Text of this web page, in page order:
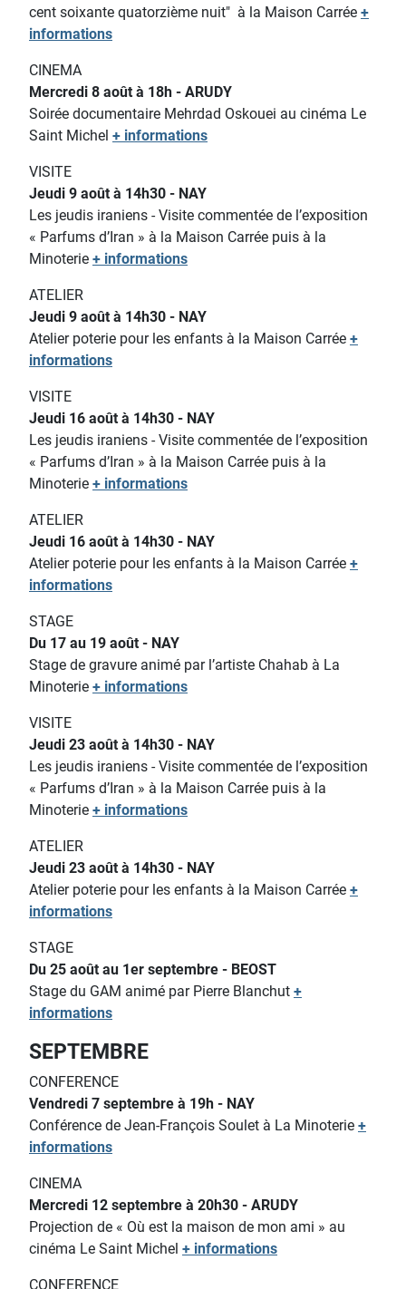
cent soixante quatorzième nuit" à la Maison Carrée +
informations
CINEMA
Mercredi 8 août à 18h - ARUDY
Soirée documentaire Mehrdad Oskouei au cinéma Le
Saint Michel + informations
VISITE
Jeudi 9 août à 14h30 - NAY
Les jeudis iraniens - Visite commentée de l’exposition
« Parfums d’Iran » à la Maison Carrée puis à la
Minoterie + informations
ATELIER
Jeudi 9 août à 14h30 - NAY
Atelier poterie pour les enfants à la Maison Carrée +
informations
VISITE
Jeudi 16 août à 14h30 - NAY
Les jeudis iraniens - Visite commentée de l’exposition
« Parfums d’Iran » à la Maison Carrée puis à la
Minoterie + informations
ATELIER
Jeudi 16 août à 14h30 - NAY
Atelier poterie pour les enfants à la Maison Carrée +
informations
STAGE
Du 17 au 19 août - NAY
Stage de gravure animé par l’artiste Chahab à La
Minoterie + informations
VISITE
Jeudi 23 août à 14h30 - NAY
Les jeudis iraniens - Visite commentée de l’exposition
« Parfums d’Iran » à la Maison Carrée puis à la
Minoterie + informations
ATELIER
Jeudi 23 août à 14h30 - NAY
Atelier poterie pour les enfants à la Maison Carrée +
informations
STAGE
Du 25 août au 1er septembre - BEOST
Stage du GAM animé par Pierre Blanchut +
informations
SEPTEMBRE
CONFERENCE
Vendredi 7 septembre à 19h - NAY
Conférence de Jean-François Soulet à La Minoterie +
informations
CINEMA
Mercredi 12 septembre à 20h30 - ARUDY
Projection de « Où est la maison de mon ami » au
cinéma Le Saint Michel + informations
CONFERENCE